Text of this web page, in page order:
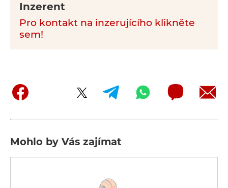
Inzerent
Pro kontakt na inzerujícího klikněte
sem!
Mohlo by Vás zajímat